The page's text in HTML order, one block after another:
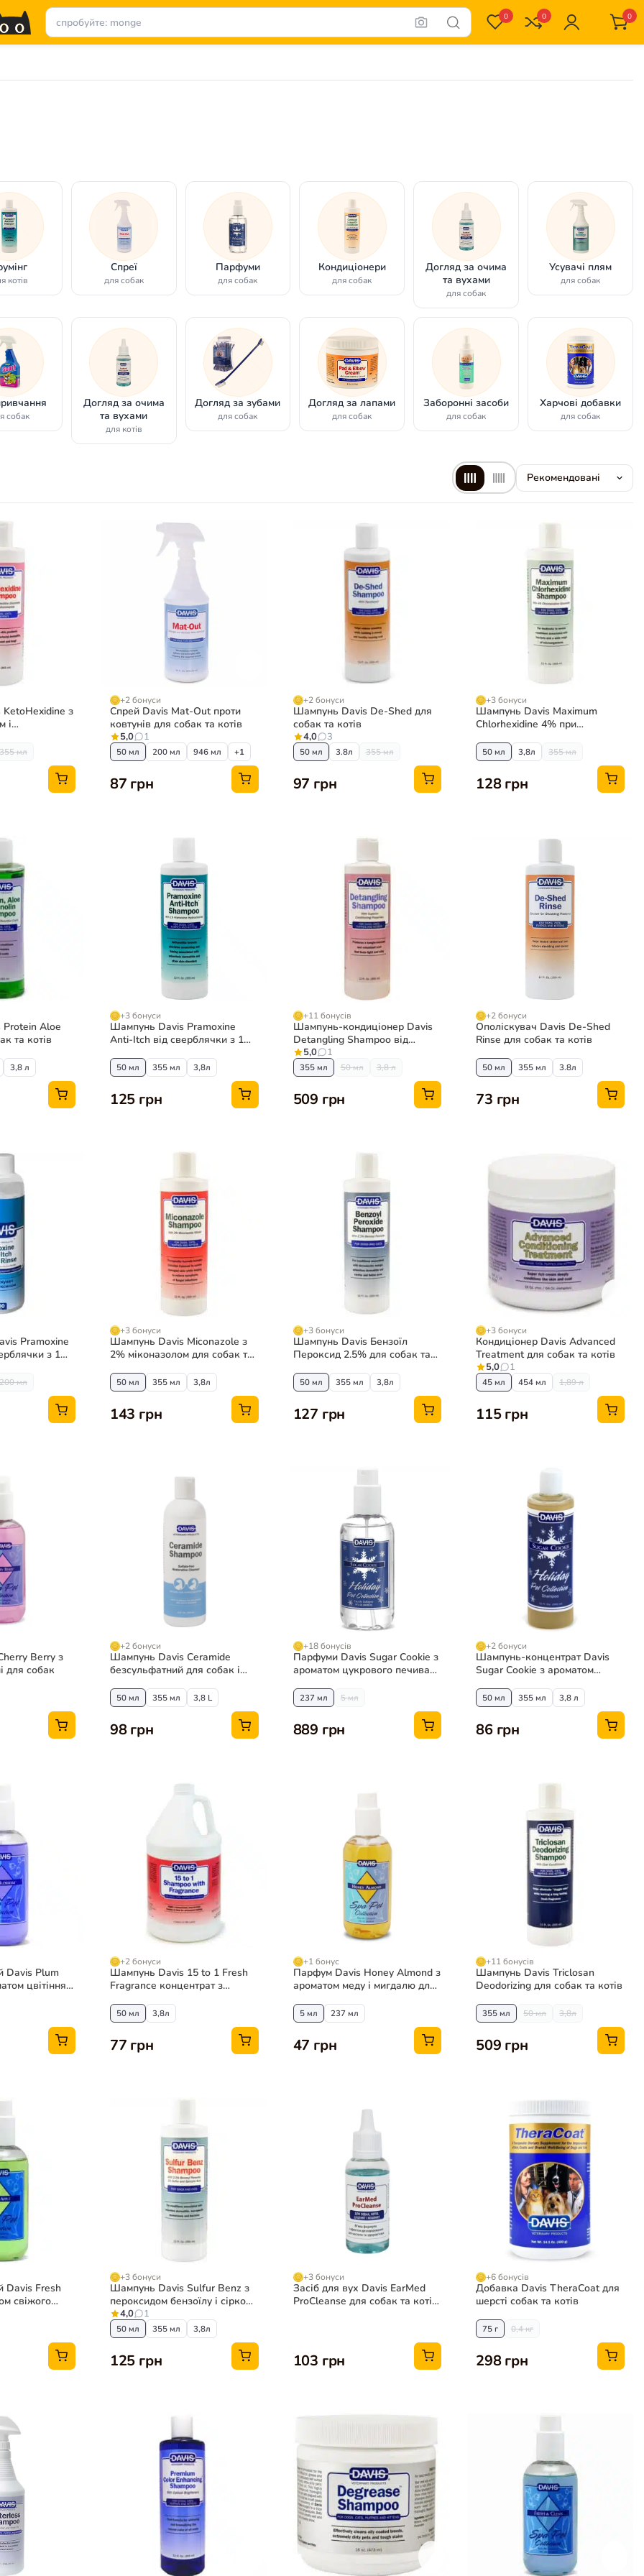
0 0 0
котів
Спреї
для собак
Парфуми
для собак
Кондиціонери
для собак
Догляд за очима
та вухами
для собак
Усувачі плям
для собак
собак
Догляд за очима
та вухами
для котів
Догляд за зубами
для собак
Догляд за лапами
для собак
Заборонні засоби
для собак
Харчові добавки
для собак
з
і
355 мл
+2 бонуси
Спрей Davis Mat-Out проти
ковтунів для собак та котів
5,0 1
50 мл 200 мл 946 мл +1
87 грн
+2 бонуси
Шампунь Davis De-Shed для
собак та котів
4,0 3
50 мл 3.8л 355 мл
97 грн
+3 бонуси
Шампунь Davis Maximum
Chlorhexidine 4% при
собак та котів
50 мл 3,8л 355 мл
128 грн
Aloe
та котів
3,8 л
+3 бонуси
Шампунь Davis Pramoxine
Anti-Itch від сверблячки з 1%
котів
50 мл 355 мл 3,8л
125 грн
+11 бонусів
Шампунь-кондиціонер Davis
Detangling Shampoo від
ковтунів для собак та котів,
концентрат
5,0 1
355 мл 50 мл 3,8 л
509 грн
+2 бонуси
Ополіскувач Davis De-Shed
Rinse для собак та котів
50 мл 355 мл 3.8л
73 грн
Pramoxine
з 1%
200 мл
+3 бонуси
Шампунь Davis Miconazole з
2% міконазолом для собак та
шкіри
50 мл 355 мл 3,8л
143 грн
+3 бонуси
Шампунь Davis Бензоїл
Пероксид 2.5% для собак та
50 мл 355 мл 3,8л
127 грн
+3 бонуси
Кондиціонер Davis Advanced
Treatment для собак та котів
5,0 1
45 мл 454 мл 1,89 л
115 грн
Berry з
для собак
+2 бонуси
Шампунь Davis Ceramide
безсульфатний для собак і
50 мл 355 мл 3,8 L
98 грн
+18 бонусів
Парфуми Davis Sugar Cookie з
ароматом цукрового печива
237 мл 5 мл
889 грн
+2 бонуси
Шампунь-концентрат Davis
Sugar Cookie з ароматом
котів
50 мл 355 мл 3,8 л
86 грн
Davis Plum
цвітіння
+2 бонуси
Шампунь Davis 15 to 1 Fresh
Fragrance концентрат з
та котів
50 мл 3,8л
77 грн
+1 бонус
Парфум Davis Honey Almond з
ароматом меду і мигдалю для
5 мл 237 мл
47 грн
+11 бонусів
Шампунь Davis Triclosan
Deodorizing для собак та котів
355 мл 50 мл 3,8л
509 грн
Davis Fresh
свіжого
+3 бонуси
Шампунь Davis Sulfur Benz з
пероксидом бензоїлу і сіркою
для собак та котів
4,0 1
50 мл 355 мл 3,8л
125 грн
+3 бонуси
Засіб для вух Davis EarMed
ProCleanse для собак та котів,
103 грн
+6 бонусів
Добавка Davis TheraCoat для
шерсті собак та котів
75 г 0,4 кг
298 грн